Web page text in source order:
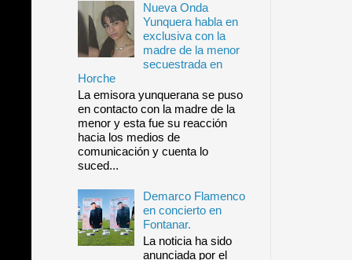
Nueva Onda
Yunquera habla en
exclusiva con la
madre de la menor
secuestrada en
Horche
La emisora yunquerana se puso
en contacto con la madre de la
menor y esta fue su reacción
hacia los medios de
comunicación y cuenta lo
suced...
Demarco Flamenco
en concierto en
Fontanar.
La noticia ha sido
anunciada por el